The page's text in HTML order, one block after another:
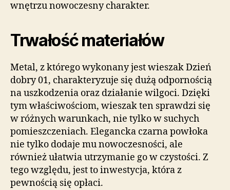
wnętrzu nowoczesny charakter.
Trwałość materiałów
Metal, z którego wykonany jest wieszak Dzień
dobry 01, charakteryzuje się dużą odpornością
na uszkodzenia oraz działanie wilgoci. Dzięki
tym właściwościom, wieszak ten sprawdzi się
w różnych warunkach, nie tylko w suchych
pomieszczeniach. Elegancka czarna powłoka
nie tylko dodaje mu nowoczesności, ale
również ułatwia utrzymanie go w czystości. Z
tego względu, jest to inwestycja, która z
pewnością się opłaci.